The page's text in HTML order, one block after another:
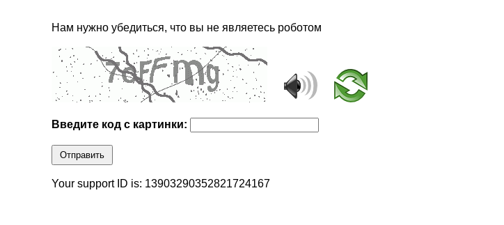
Нам нужно убедиться, что вы не являетесь роботом
Введите код с картинки:
Отправить
Your support ID is: 13903290352821724167